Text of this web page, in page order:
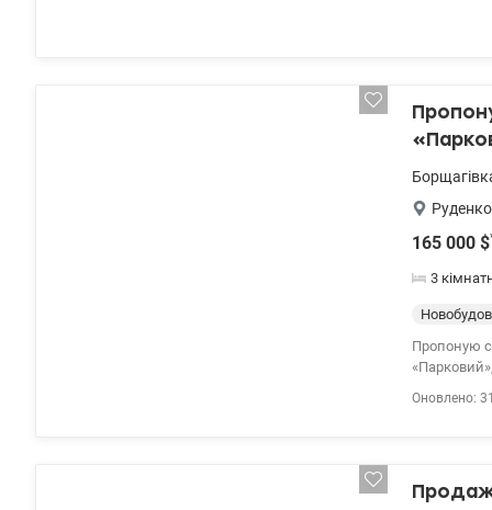
165 000 $
3
Пропоную
«Парковий», Київ,
дитячих
Оновлено:
Продаж